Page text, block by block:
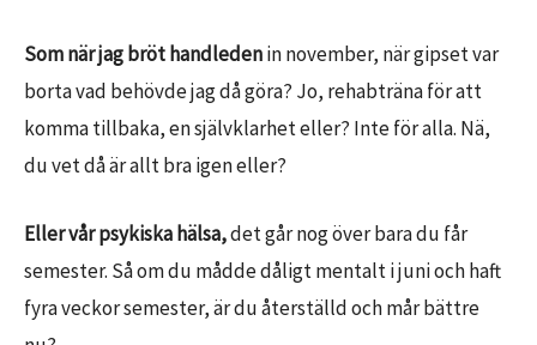
Som när jag bröt handledenin november, när gipset var
borta vad behövde jag då göra? Jo, rehabträna för att
komma tillbaka, en självklarhet eller? Inte för alla. Nä,
du vet då är allt bra igen eller?
Eller vår psykiska hälsa,det går nog över bara du får
semester. Så om du mådde dåligt mentalt i juni och haft
fyra veckor semester, är du återställd och mår bättre